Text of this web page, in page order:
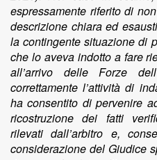
espressamente riferito di
descrizione chiara ed
la contingente situazione di
che lo aveva indotto a fare
all’arrivo delle Forze
correttamente l’attività di
ha consentito di pervenire
ricostruzione dei fatti
rilevati dall’arbitro e,
considerazione del Giudice